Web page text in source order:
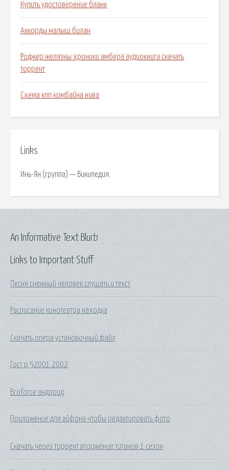
Купить удостоверение бланк
Аккорды малыш билан
Роджер желязны хроники амбера аудиокнига скачать
торрент
Схема кпп комбайна нива
Links
Инь-Ян (группа) — Википедия.
Links to Important Stuff
Песня снежный человек слушать и текст
Расписание кинотеатра находка
Скачать опера установочный файл
Гост р 52001 2002
Broforce андроид
Приложение для айфона чтобы редактировать фото
Скачать через торрент вторжение титанов 1 сезон
An Informative Text Blurb